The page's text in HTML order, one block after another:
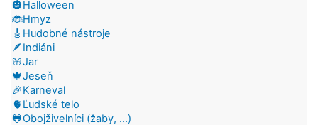
🎃Halloween
🐞Hmyz
🎸Hudobné nástroje
🪶Indiáni
🌸Jar
🍁Jeseň
🎉Karneval
🫀Ľudské telo
🐸Obojživelníci (žaby, ...)